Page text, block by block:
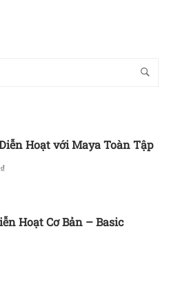
Hoạt với Maya Toàn Tập
Hoạt Cơ Bản – Basic